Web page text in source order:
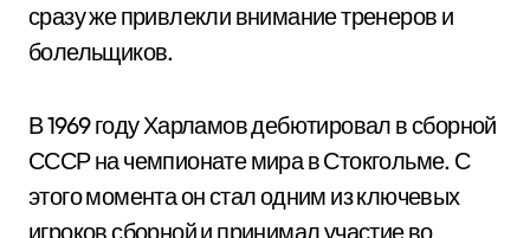
сразу же привлекли внимание тренеров и
болельщиков.
В 1969 году Харламов дебютировал в сборной
СССР на чемпионате мира в Стокгольме. С
этого момента он стал одним из ключевых
игроков сборной и принимал участие во